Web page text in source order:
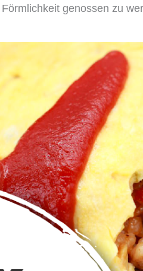
genossen zu